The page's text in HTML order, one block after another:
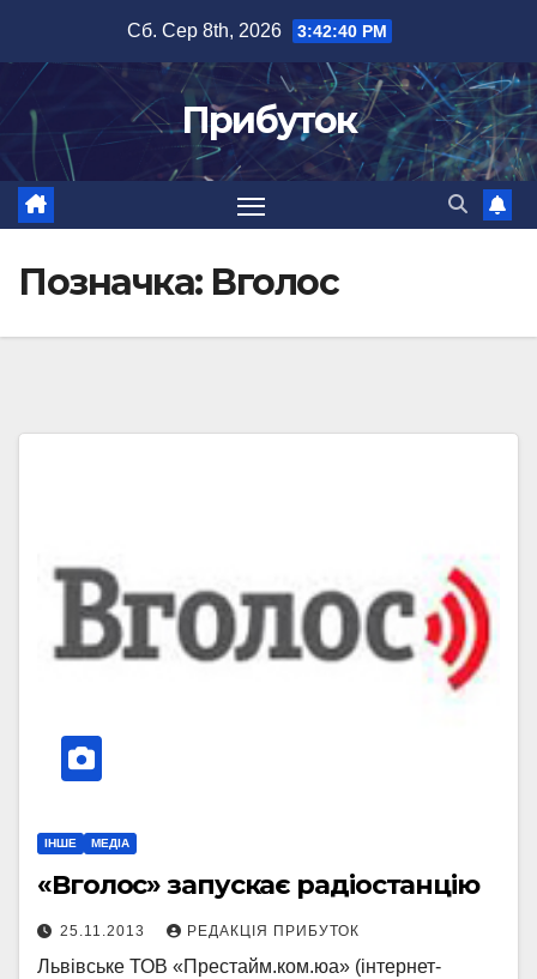
вмісту
Сб. Сер 8th, 2026 3:42:41 PM
Прибуток
Позначка: Вголос
ІНШЕ МЕДІА
«Вголос» запускає радіостанцію
25.11.2013 РЕДАКЦІЯ ПРИБУТОК
Львівське ТОВ «Престайм.ком.юа» (інтернет-